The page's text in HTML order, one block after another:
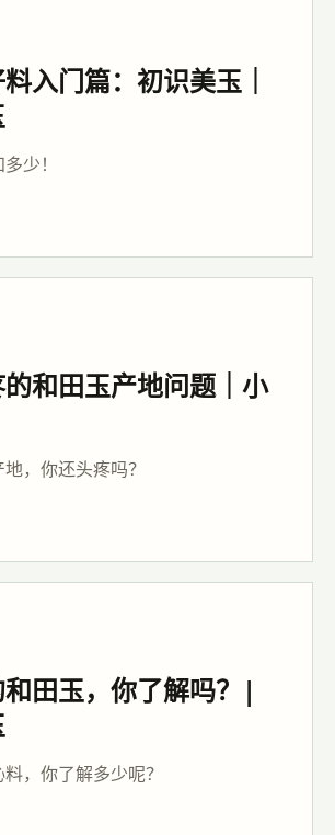
入门篇：初识美玉｜
少！
和田玉产地问题｜小
，你还头疼吗？
田玉，你了解吗？|
，你了解多少呢？